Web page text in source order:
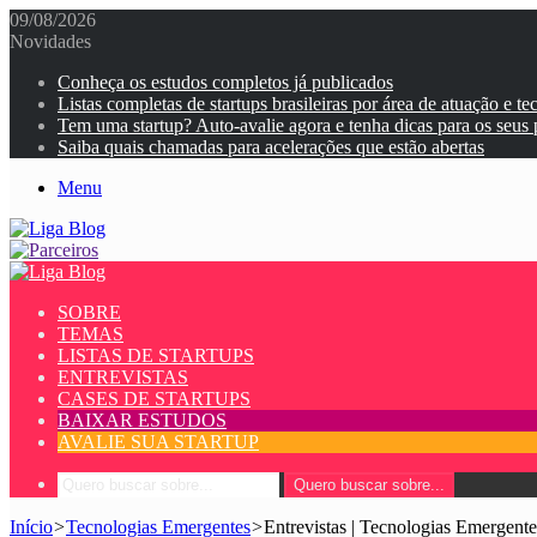
09/08/2026
Novidades
Conheça os estudos completos já publicados
Listas completas de startups brasileiras por área de atuação e
Tem uma startup? Auto-avalie agora e tenha dicas para os seus
Saiba quais chamadas para acelerações que estão abertas
Menu
SOBRE
TEMAS
LISTAS DE STARTUPS
ENTREVISTAS
CASES DE STARTUPS
BAIXAR ESTUDOS
AVALIE SUA STARTUP
Quero buscar sobre...
Início>Tecnologias Emergentes>Entrevistas | Tecnologias